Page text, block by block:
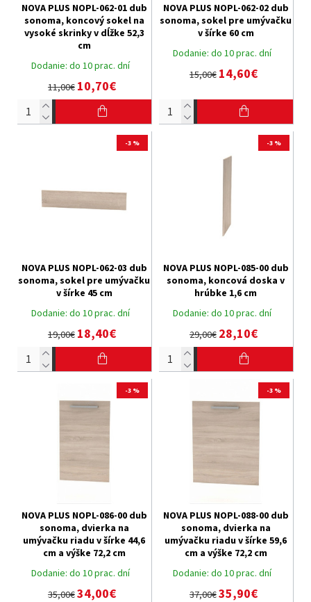
Dodanie: do 10 prac. dní
NOVA PLUS NOPL-062-01 dub
sonoma, koncový sokel na
vysoké skrinky v dĺžke 52,3
cm
11,00€ 10,70€
Dodanie: do 10 prac. dní
NOVA PLUS NOPL-062-02 dub
sonoma, sokel pre umývačku
v šírke 60 cm
15,00€ 14,60€
-3 %
Dodanie: do 10 prac. dní
NOVA PLUS NOPL-062-03 dub
sonoma, sokel pre umývačku
v šírke 45 cm
19,00€ 18,40€
-3 %
Dodanie: do 10 prac. dní
NOVA PLUS NOPL-085-00 dub
sonoma, koncová doska v
hrúbke 1,6 cm
29,00€ 28,10€
-3 %
Dodanie: do 10 prac. dní
NOVA PLUS NOPL-086-00 dub
sonoma, dvierka na
umývačku riadu v šírke 44,6
cm a výške 72,2 cm
35,00€34,00€
-3 %
Dodanie: do 10 prac. dní
NOVA PLUS NOPL-088-00 dub
sonoma, dvierka na
umývačku riadu v šírke 59,6
cm a výške 72,2 cm
37,00€35,90€